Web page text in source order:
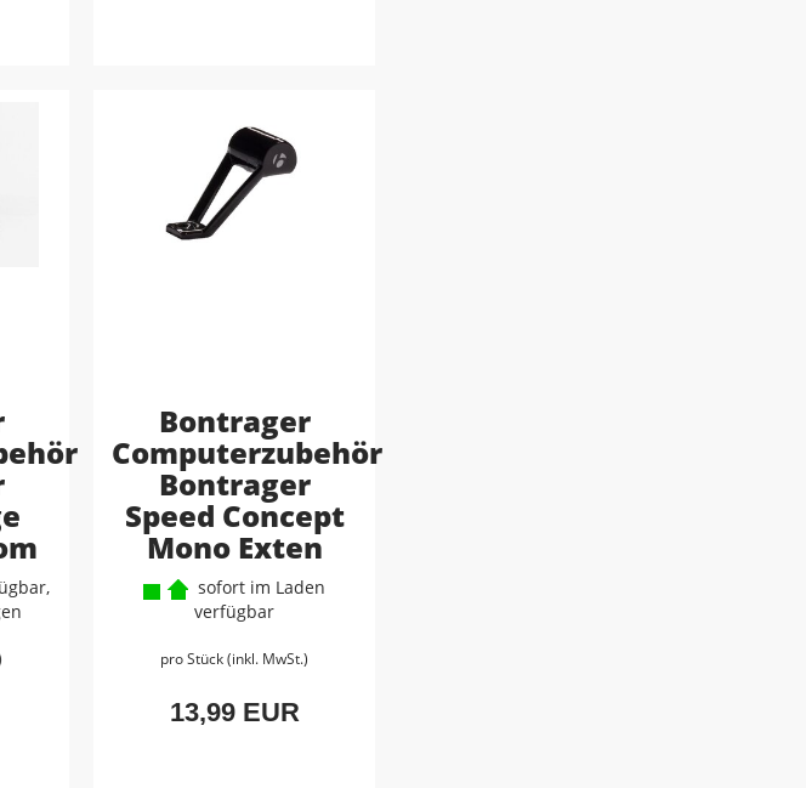
Bontrager
Computerzubehör
Bontrager
Speed Concept
Mono Exten
sofort im Laden
verfügbar
pro Stück (inkl. MwSt.)
13,99 EUR